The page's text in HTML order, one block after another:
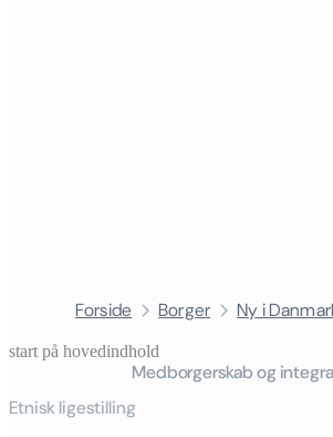
Forside Borger Ny i
start på hovedindhold
Medborgerskab og
senest
Etnisk ligestilling